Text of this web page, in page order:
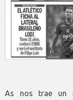
As nos trae un